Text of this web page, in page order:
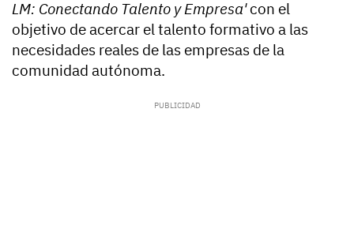
LM: Conectando Talento y Empresa'con el
objetivo de acercar el talento formativo a las
necesidades reales de las empresas de la
comunidad autónoma.